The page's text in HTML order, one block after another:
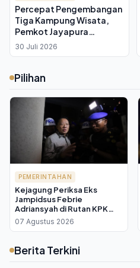
Percepat Pengembangan
Tiga Kampung Wisata,
Pemkot Jayapura
Targetkan Sumber
30 Juli 2026
Pilihan
PEMERINTAHAN
Kejagung Periksa Eks
Jampidsus Febrie
Adriansyah di Rutan KPK
sebagai Tersangka TPPU
07 Agustus 2026
Berita Terkini